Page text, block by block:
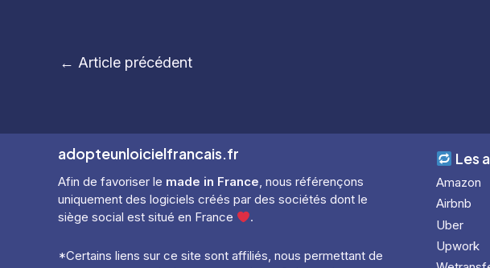
Navigation
← Article précédent
adopteunloicielfrancais.fr
Afin de favoriser le made in France, nous référençons
uniquement des logiciels créés par des sociétés dont le
siège social est situé en France
.
*Certains liens sur ce site sont affiliés, nous permettant de
Les
Amazon
Airbnb
Uber
Upwork